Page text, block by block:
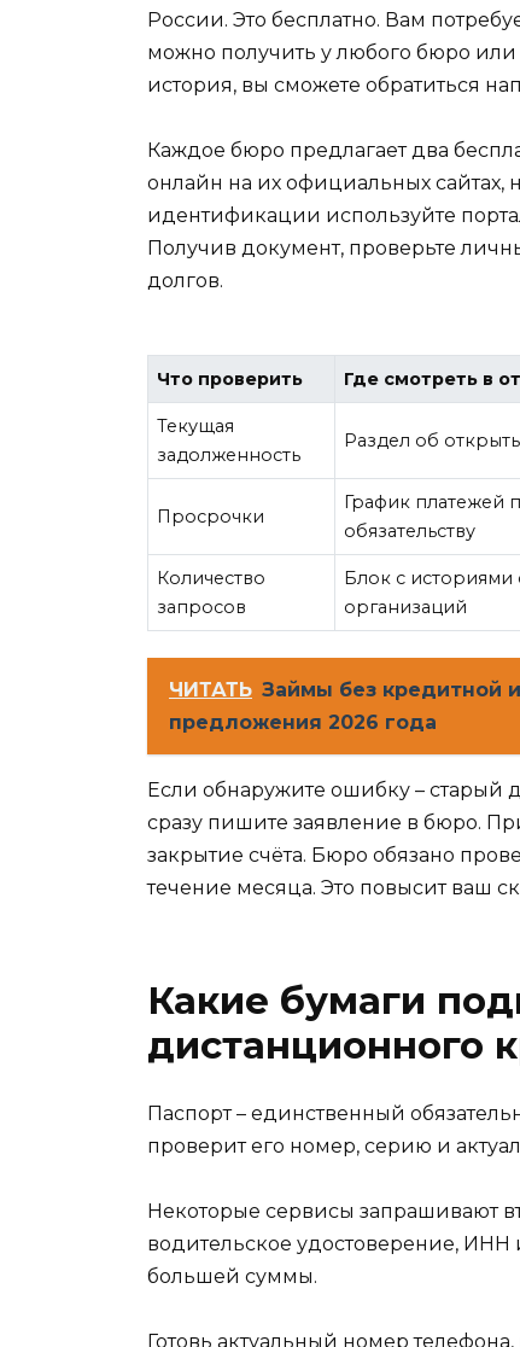
России. Это бесплатно. Вам
можно получить у любого бюро или
история, вы сможете обратиться
Каждое бюро предлагает два
онлайн на их официальных
идентификации используйте
Получив документ, проверьте
долгов.
Что проверить Где смотреть в
Текущая
задолженность
Раздел об
Просрочки
График платежей
обязательству
Количество
запросов
Блок с
организаций
ЧИТАТЬ Займы без кредитной
предложения 2026 года
Если обнаружите ошибку – старый
сразу пишите заявление в бюро.
закрытие счёта. Бюро обязано
течение месяца. Это повысит ваш
Какие бумаги
дистанционного
Паспорт – единственный
проверит его номер, серию и
Некоторые сервисы запрашивают
водительское удостоверение,
большей суммы.
Готовь актуальный номер